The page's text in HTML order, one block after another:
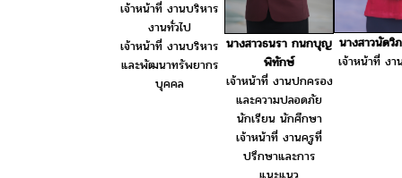
เจ้าหน้าที่ งานบริหาร
งานทั่วไป
เจ้าหน้าที่ งานบริหาร
และพัฒนาทรัพยากร
บุคคล
นางสาวธนรา กนกบุญ
พิทักษ์
เจ้าหน้าที่ งานปกครอง
และความปลอดภัย
นักเรียน นักศึกษา
เจ้าหน้าที่ งานครูที่
ปรึกษาและการ
นางสาวนัดวิ
เจ้าหน้าที่ งา